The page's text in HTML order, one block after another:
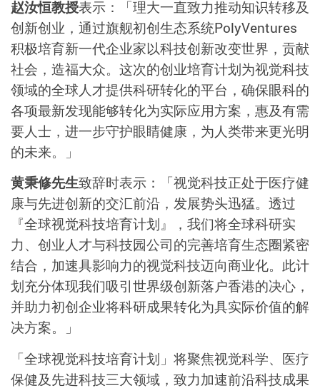
赵汝恒教授表示：「理大一直致力推动知识转移及
创新创业，通过旗舰初创生态系统PolyVentures
积极培育新一代企业家以科技创新改变世界，贡献
社会，造福大众。这次的创业培育计划为视觉科技
领域的全球人才提供科研转化的平台，确保眼科的
各项最新发现能够转化为实际应用方案，惠及有需
要人士，进一步守护眼睛健康，为人类带来更光明
的未来。」
黄秉修先生致辞时表示：「视觉科技正处于医疗健
康与先进创新的交汇前沿，发展势头迅猛。透过
『全球视觉科技培育计划』，我们将全球科研实
力、创业人才与科技园公司的完善培育生态圈紧密
结合，加速具影响力的视觉科技迈向商业化。此计
划充分体现我们吸引世界级创新落户香港的决心，
并助力初创企业将科研成果转化为具实际价值的解
决方案。」
「全球视觉科技培育计划」将聚焦视觉科学、医疗
保健及先进科技三大领域，致力加速前沿科技成果